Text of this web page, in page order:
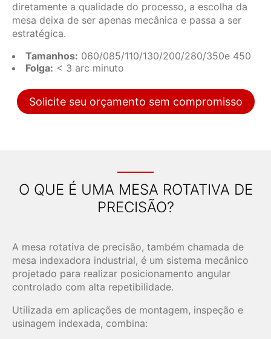
diretamente a qualidade do processo, a escolha da
mesa deixa de ser apenas mecânica e passa a ser
estratégica.
Tamanhos: 060/085/110/130/200/280/350e 450
Folga: < 3 arc minuto
Solicite seu orçamento sem compromisso
O QUE É UMA MESA ROTATIVA DE
PRECISÃO?
A mesa rotativa de precisão, também chamada de
mesa indexadora industrial, é um sistema mecânico
projetado para realizar posicionamento angular
controlado com alta repetibilidade.
Utilizada em aplicações de montagem, inspeção e
usinagem indexada, combina: